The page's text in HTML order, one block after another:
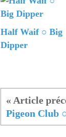
Half Waif ○ Big
Dipper
Pigeon Club